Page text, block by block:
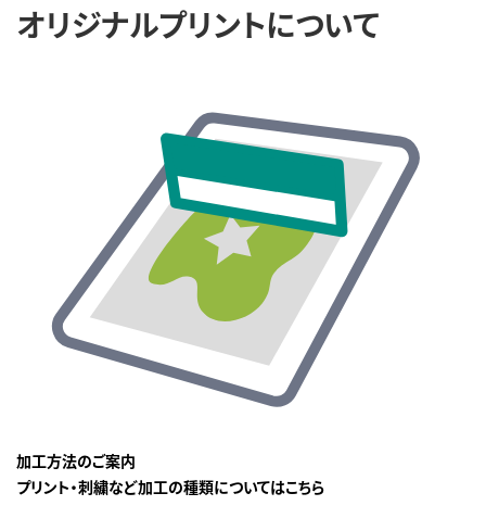
オリジナルプリントについて
加工方法のご案内
プリント・刺繍など加工の種類についてはこちら